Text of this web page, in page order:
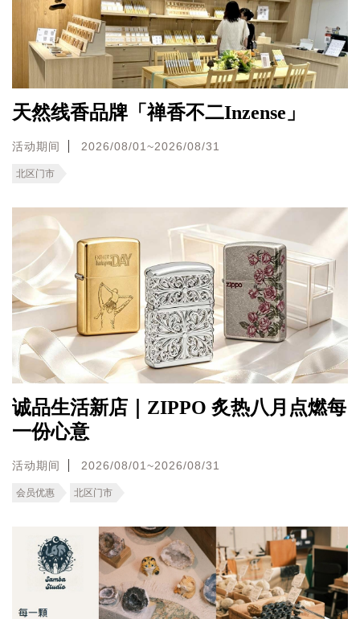
天然线香品牌「禅香不二Inzense」
活动期间 2026/08/01~2026/08/31
北区门市
诚品生活新店｜ZIPPO 炙热八月点燃每
一份心意
活动期间 2026/08/01~2026/08/31
会员优惠 北区门市